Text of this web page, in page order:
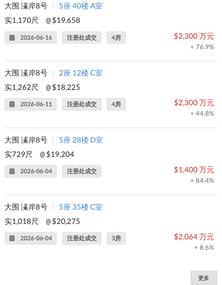
大围 溱岸8号 |
5座 40楼 A室
实1,170尺
@ $19,658
2026-06-16 注册处成交 4房 $2,300 万元
+ 76.9%
大围 溱岸8号 |
2座 12楼 C室
实1,262尺
@ $18,225
2026-06-11 注册处成交 4房 $2,300 万元
+ 44.8%
大围 溱岸8号 |
5座 28楼 D室
实729尺
@ $19,204
2026-06-04 注册处成交 $1,400 万元
+ 84.4%
大围 溱岸8号 |
5座 35楼 C室
实1,018尺
@ $20,275
2026-06-04 注册处成交 3房 $2,064 万元
+ 8.6%
更多